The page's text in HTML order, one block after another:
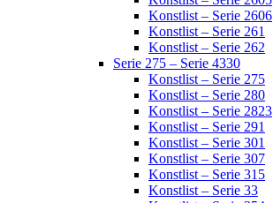
Konstlist – Serie 2606
Konstlist – Serie 261
Konstlist – Serie 262
Serie 275 – Serie 4330
Konstlist – Serie 275
Konstlist – Serie 280
Konstlist – Serie 2823
Konstlist – Serie 291
Konstlist – Serie 301
Konstlist – Serie 307
Konstlist – Serie 315
Konstlist – Serie 33